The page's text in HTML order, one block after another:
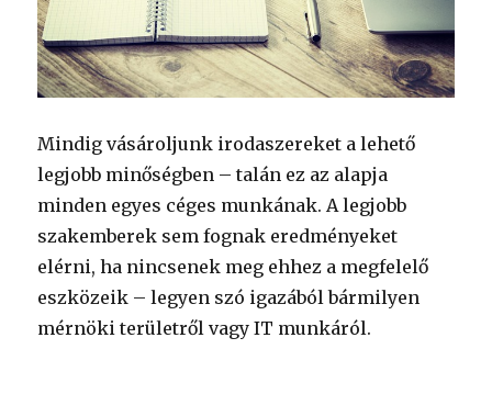
Mindig vásároljunk irodaszereket a lehető
legjobb minőségben – talán ez az alapja
minden egyes céges munkának. A legjobb
szakemberek sem fognak eredményeket
elérni, ha nincsenek meg ehhez a megfelelő
eszközeik – legyen szó igazából bármilyen
mérnöki területről vagy IT munkáról.